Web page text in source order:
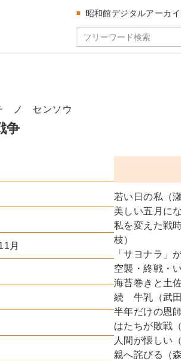
昭和館デジタルアーカ
ノ センソウ
争
月
若い日の私（
美しい五月に
私を変えた戦
枝）
「サヨナラ」
空襲・終戦・
海苔巻きと土
続 牛乳（武田
半年だけの恩
はたちが敗戦
人間が懐しい
親へ詫びる（